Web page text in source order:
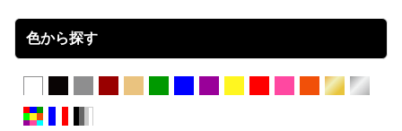
色から探す